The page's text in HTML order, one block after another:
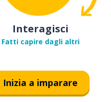
Interagisci
Fatti capire dagli altri
Inizia a imparare